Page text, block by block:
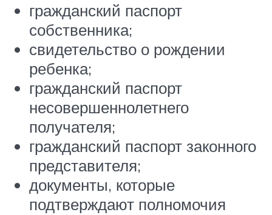
гражданский паспорт
собственника;
свидетельство о рождении
ребенка;
гражданский паспорт
несовершеннолетнего
получателя;
гражданский паспорт законного
представителя;
документы, которые
подтверждают полномочия